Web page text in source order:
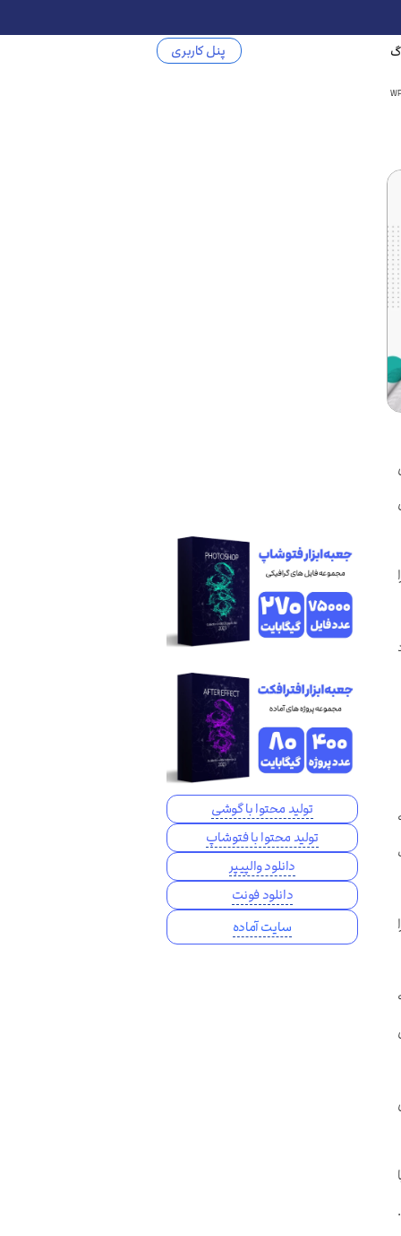
پنل کاربری
تولید محتوا با گوشی
تولید محتوا با فتوشاپ
دانلود والپیپر
دانلود فونت
سایت آماده